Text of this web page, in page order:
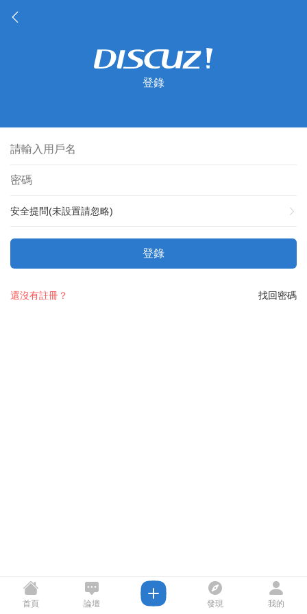
登錄
安全提問(未設置請忽略)
登錄
找回密碼
還沒有註冊？
首頁 論壇 發現 我的